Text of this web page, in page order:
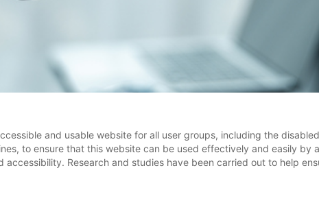
and usable website for all user groups, including the
to ensure that this website can be used effectively and easily by
Research and studies have been carried out to help